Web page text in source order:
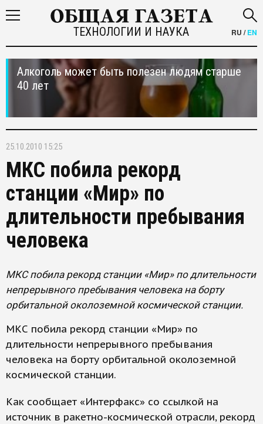
ТЕХНОЛОГИИ И НАУКА RU /EN
Алкоголь может быть полезен людям старше
40 лет
25.10.2010 15:25
МКС побила рекорд
станции «Мир» по
длительности пребывания
человека
МКС побила рекорд станции «Мир» по длительности
непрерывного пребывания человека на борту
орбитальной околоземной космической станции.
МКС побила рекорд станции «Мир» по
длительности непрерывного пребывания
человека на борту орбитальной околоземной
космической станции.
Как сообщает «Интерфакс» со ссылкой на
источник в ракетно-космической отрасли, рекорд